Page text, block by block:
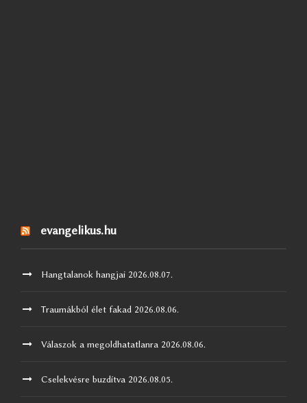
evangelikus.hu
Hangtalanok hangjai 2026.08.07.
Traumákból élet fakad 2026.08.06.
Válaszok a megoldhatatlanra 2026.08.06.
Cselekvésre buzdítva 2026.08.05.